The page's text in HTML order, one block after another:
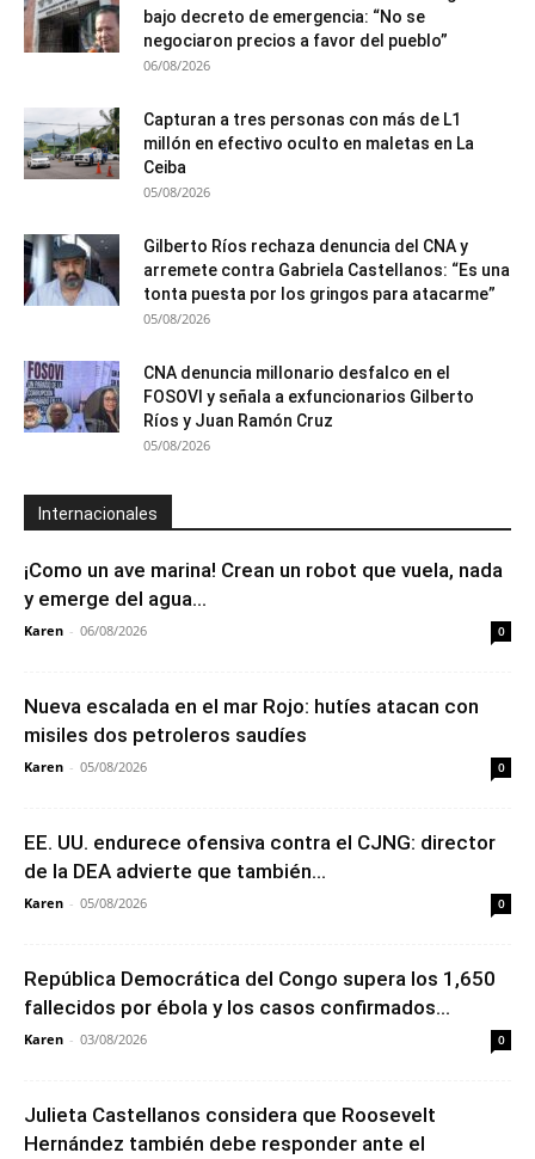
bajo decreto de emergencia: “No se
negociaron precios a favor del pueblo”
06/08/2026
Capturan a tres personas con más de L1
millón en efectivo oculto en maletas en La
Ceiba
05/08/2026
Gilberto Ríos rechaza denuncia del CNA y
arremete contra Gabriela Castellanos: “Es una
tonta puesta por los gringos para atacarme”
05/08/2026
CNA denuncia millonario desfalco en el
FOSOVI y señala a exfuncionarios Gilberto
Ríos y Juan Ramón Cruz
05/08/2026
Internacionales
¡Como un ave marina! Crean un robot que vuela, nada
y emerge del agua...
Karen - 06/08/2026 0
Nueva escalada en el mar Rojo: hutíes atacan con
misiles dos petroleros saudíes
Karen - 05/08/2026 0
EE. UU. endurece ofensiva contra el CJNG: director
de la DEA advierte que también...
Karen - 05/08/2026 0
República Democrática del Congo supera los 1,650
fallecidos por ébola y los casos confirmados...
Karen - 03/08/2026 0
Julieta Castellanos considera que Roosevelt
Hernández también debe responder ante el